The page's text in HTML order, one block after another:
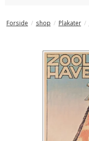
Forside / shop / Plakater /